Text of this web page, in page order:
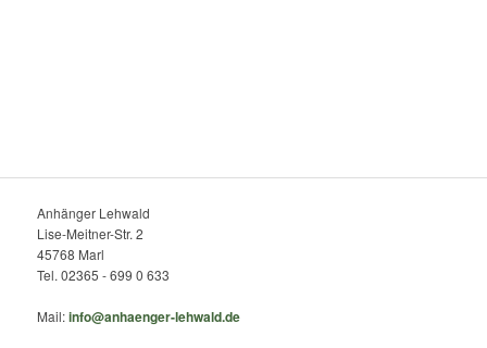
Anhänger Lehwald
Lise-Meitner-Str. 2
45768 Marl
Tel. 02365 - 699 0 633
Mail:info@anhaenger-lehwald.de